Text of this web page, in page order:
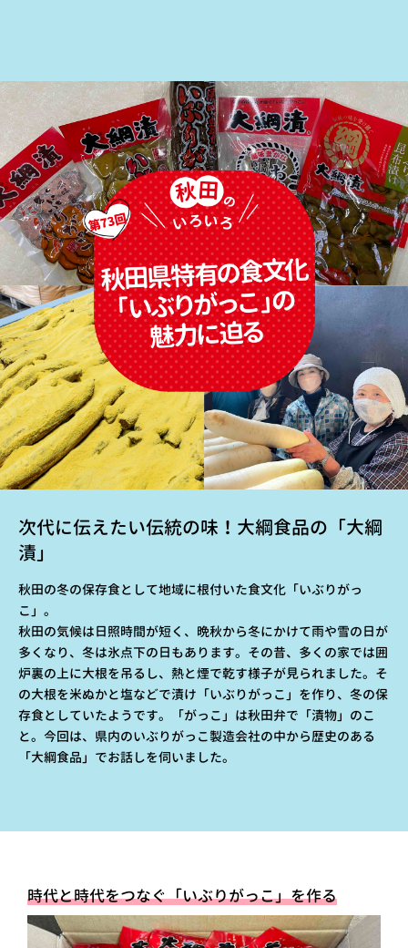
次代に伝えたい伝統の味！大綱食品の「大綱
漬」
秋田の冬の保存食として地域に根付いた食文化「いぶりがっ
こ」。
秋田の気候は日照時間が短く、晩秋から冬にかけて雨や雪の日が
多くなり、冬は氷点下の日もあります。その昔、多くの家では囲
炉裏の上に大根を吊るし、熱と煙で乾す様子が見られました。そ
の大根を米ぬかと塩などで漬け「いぶりがっこ」を作り、冬の保
存食としていたようです。「がっこ」は秋田弁で「漬物」のこ
と。今回は、県内のいぶりがっこ製造会社の中から歴史のある
「大綱食品」でお話しを伺いました。
時代と時代をつなぐ「いぶりがっこ」を作る